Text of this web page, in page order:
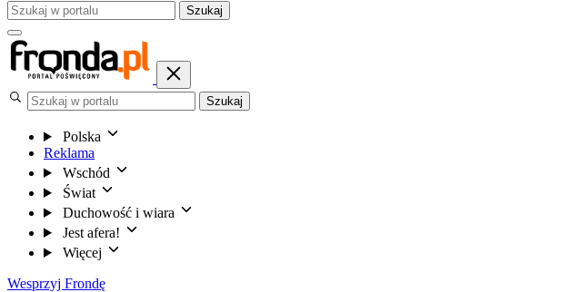
Szukaj
Szukaj
Polska
Reklama
Wschód
Świat
Duchowość i wiara
Jest afera!
Więcej
Wesprzyj Frondę